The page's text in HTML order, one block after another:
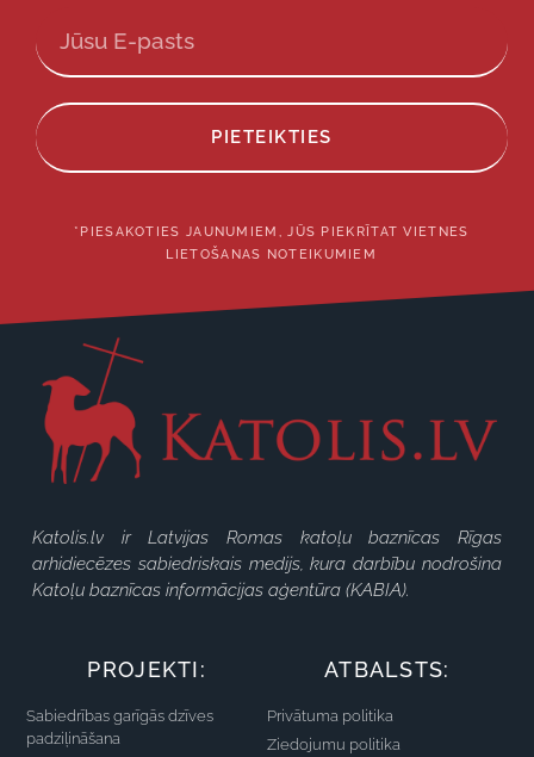
PIETEIKTIES
*PIESAKOTIES JAUNUMIEM, JŪS PIEKRĪTAT VIETNES
LIETOŠANAS NOTEIKUMIEM
Katolis.lv ir Latvijas Romas katoļu baznīcas Rīgas
arhidiecēzes sabiedriskais medijs, kura darbību nodrošina
Katoļu baznīcas informācijas aģentūra (KABIA).
PROJEKTI:
Sabiedrības garīgās dzīves
padziļināšana
ATBALSTS:
Privātuma politika
Ziedojumu politika